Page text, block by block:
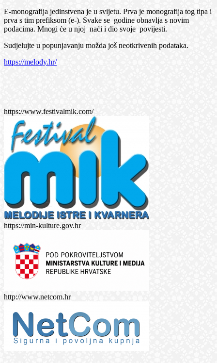
E-monografija jedinstvena je u svijetu. Prva je monografija tog tipa i
prva s tim prefiksom (e-). Svake se godine obnavlja s novim
podacima. Mnogi će u njoj naći i dio svoje povijesti.
Sudjelujte u popunjavanju možda još neotkrivenih podataka.
https://melody.hr/
https://www.festivalmik.com/
https://min-kulture.gov.hr
http://www.netcom.hr